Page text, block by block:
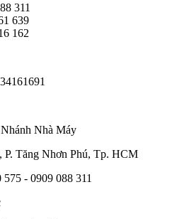
311
639
162
Nhà Máy
P. Tăng Nhơn Phú, Tp. HCM
- 0909 088 311